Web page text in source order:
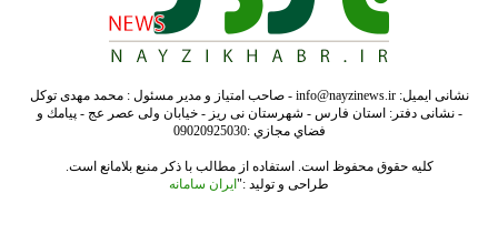
نشانی ایمیل: info@nayzinews.ir - صاحب امتیاز و مدیر مسئول : محمد مهدی توکل
- نشانی دفتر: استان فارس - شهرستان نی ریز - خیابان ولی عصر عج - پيامك و
فضاي مجازي :09020925030
کلیه حقوق محفوظ است. استفاده از مطالب با ذکر منبع بلامانع است.
طراحی و تولید :" ایران سامانه